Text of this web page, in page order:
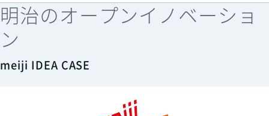
明治のオープンイノベーショ
ン
meiji IDEA CASE